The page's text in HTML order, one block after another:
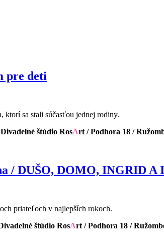
pre deti
ktorí sa stali súčasťou jednej rodiny.
štúdio RosArt / Podhora 18 /
/ DUŠO, DOMO, INGRID
priateľoch v najlepších rokoch.
štúdio RosArt / Podhora 18 /